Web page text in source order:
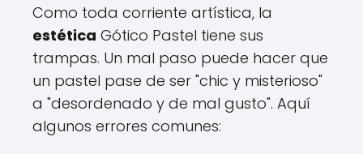
Como toda corriente artística, la
estética Gótico Pastel tiene sus
trampas. Un mal paso puede hacer que
un pastel pase de ser "chic y misterioso"
a "desordenado y de mal gusto". Aquí
algunos errores comunes: